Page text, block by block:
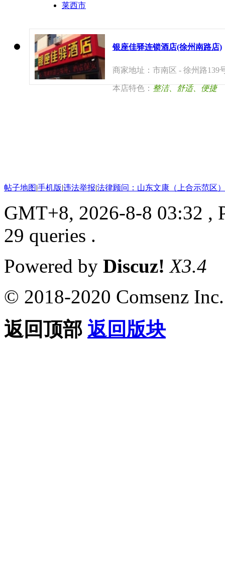
莱西市
银座佳驿连锁酒店(徐州南路店)
商家地址：市南区 - 徐州路139
本店特色： 整洁、舒适、便捷
帖子地图|手机版|违法举报|法律顾问：山东文康（上合示范区
GMT+8, 2026-8-8 03:32 ,
29 queries .
Powered by Discuz! X3.4
© 2018-2020 Comsenz Inc.
返回顶部 返回版块